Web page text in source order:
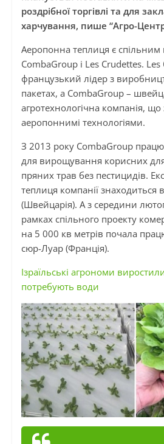
роздрібної торгівлі та для
харчування, пише “Агро-
Аеропонна теплиця є
CombaGroup і Les Crudettes. Les
французький лідер з
пакетах, а CombaGroup –
агротехнологічна компанія, що
аеропоннимі технологіями.
З 2013 року CombaGroup
для вирощування корисних для
пряних трав без пестицидів.
теплиця компанії
(Швейцарія). А з середини
рамках спільного проекту
на 5 000 кв метрів почала
сюр-Луар (Франція).
Ізраїльські агрономи
потребують води